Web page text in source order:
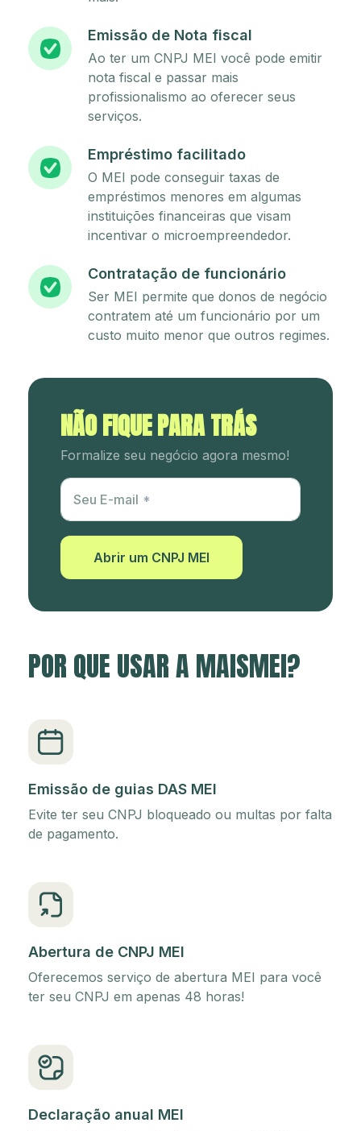
Emissão de Nota fiscal
Ao ter um CNPJ MEI você pode emitir
nota fiscal e passar mais
profissionalismo ao oferecer seus
serviços.
Empréstimo facilitado
O MEI pode conseguir taxas de
empréstimos menores em algumas
instituições financeiras que visam
incentivar o microempreendedor.
Contratação de funcionário
Ser MEI permite que donos de negócio
contratem até um funcionário por um
custo muito menor que outros regimes.
NÃO FIQUE PARA TRÁS
Formalize seu negócio agora mesmo!
Utm Content
Seu E-mail
Abrir um CNPJ MEI
POR QUE USAR A MAISMEI?
Emissão de guias DAS MEI
Evite ter seu CNPJ bloqueado ou multas por falta
de pagamento.
Abertura de CNPJ MEI
Oferecemos serviço de abertura MEI para você
ter seu CNPJ em apenas 48 horas!
Declaração anual MEI